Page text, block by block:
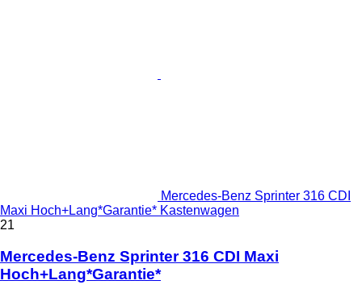
Mercedes-Benz Sprinter 316 CDI
Maxi Hoch+Lang*Garantie* Kastenwagen
21
Mercedes-Benz Sprinter 316 CDI Maxi
Hoch+Lang*Garantie*